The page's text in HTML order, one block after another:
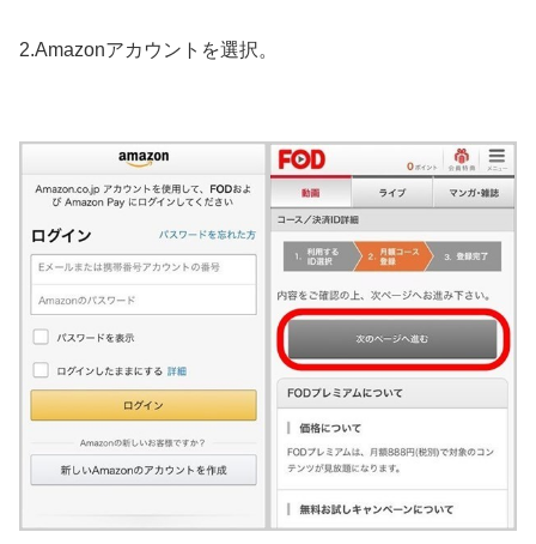
2.Amazonアカウントを選択。